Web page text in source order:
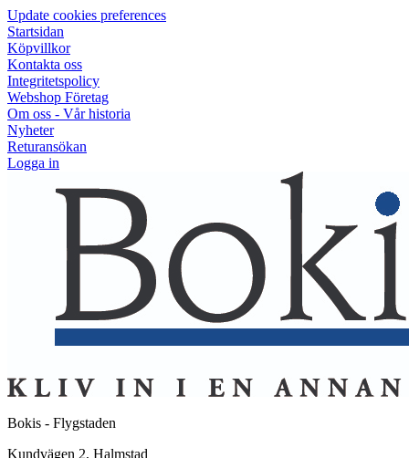
Update cookies preferences
Startsidan
Köpvillkor
Kontakta oss
Integritetspolicy
Webshop Företag
Om oss - Vår historia
Nyheter
Returansökan
Logga in
Bokis - Flygstaden
Kundvägen 2, Halmstad